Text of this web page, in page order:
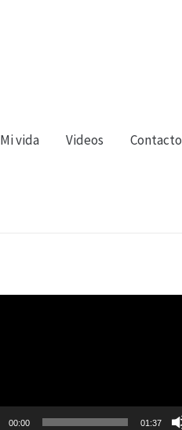
Mi vida Videos Contacto
00:00 01:37